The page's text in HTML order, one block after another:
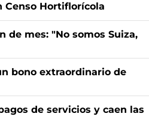
Censo Hortiflorícola
de mes: "No somos Suiza,
bono extraordinario de
de servicios y caen las